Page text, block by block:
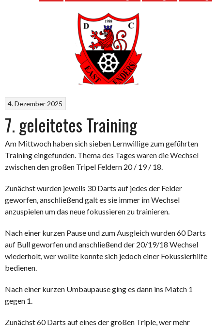
4. Dezember 2025
7. geleitetes Training
Am Mittwoch haben sich sieben Lernwillige zum geführten
Training eingefunden. Thema des Tages waren die Wechsel
zwischen den großen Tripel Feldern 20 / 19 / 18.
Zunächst wurden jeweils 30 Darts auf jedes der Felder
geworfen, anschließend galt es sie immer im Wechsel
anzuspielen um das neue fokussieren zu trainieren.
Nach einer kurzen Pause und zum Ausgleich wurden 60 Darts
auf Bull geworfen und anschließend der 20/19/18 Wechsel
wiederholt, wer wollte konnte sich jedoch einer Fokussierhilfe
bedienen.
Nach einer kurzen Umbaupause ging es dann ins Match 1
gegen 1.
Zunächst 60 Darts auf eines der großen Triple, wer mehr